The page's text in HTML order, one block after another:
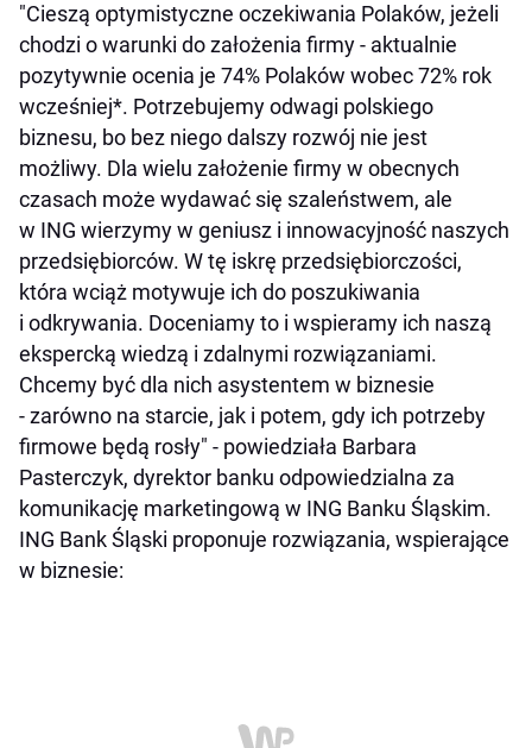
"Cieszą optymistyczne oczekiwania Polaków, jeżeli
chodzi o warunki do założenia firmy - aktualnie
pozytywnie ocenia je 74% Polaków wobec 72% rok
wcześniej*. Potrzebujemy odwagi polskiego
biznesu, bo bez niego dalszy rozwój nie jest
możliwy. Dla wielu założenie firmy w obecnych
czasach może wydawać się szaleństwem, ale
w ING wierzymy w geniusz i innowacyjność naszych
przedsiębiorców. W tę iskrę przedsiębiorczości,
która wciąż motywuje ich do poszukiwania
i odkrywania. Doceniamy to i wspieramy ich naszą
ekspercką wiedzą i zdalnymi rozwiązaniami.
Chcemy być dla nich asystentem w biznesie
- zarówno na starcie, jak i potem, gdy ich potrzeby
firmowe będą rosły" - powiedziała Barbara
Pasterczyk, dyrektor banku odpowiedzialna za
komunikację marketingową w ING Banku Śląskim.
ING Bank Śląski proponuje rozwiązania, wspierające
w biznesie: